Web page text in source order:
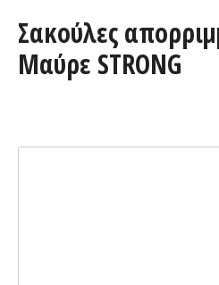
Σακούλες
Μαύρε STRONG